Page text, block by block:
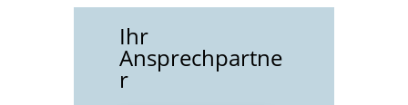
Ihr
Ansprechpartne
r